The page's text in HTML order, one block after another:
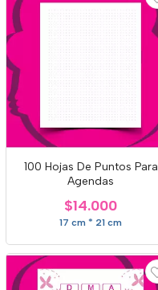
100 Hojas De Puntos Para
Agendas
$14.000
17 cm * 21 cm